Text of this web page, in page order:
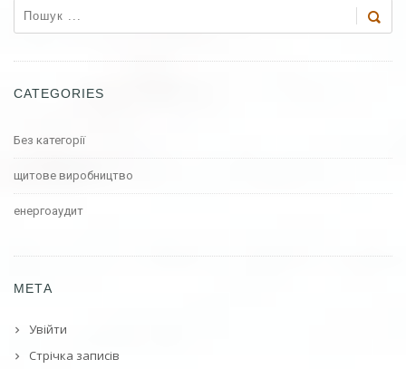
CATEGORIES
Без категорії
щитове виробництво
енергоаудит
МЕТА
Увійти
Стрічка записів